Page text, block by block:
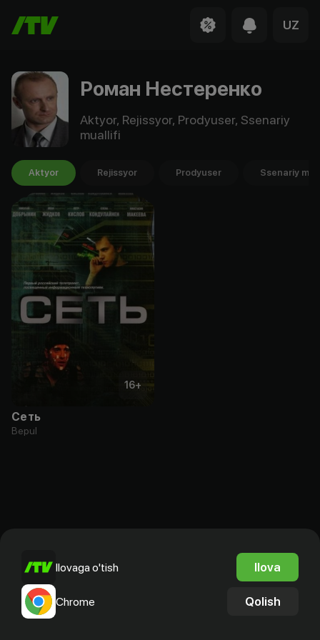
UZ
Роман Нестеренко
Aktyor, Rejissyor, Prodyuser, Ssenariy
muallifi
Aktyor Rejissyor Prodyuser Ssenariy
16+
Сеть
Bepul
Ilovaga o'tish Ilova
Chrome Qolish